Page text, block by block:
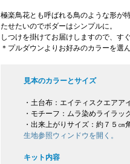
極楽鳥花とも呼ばれる鳥のような形が
たせたいのでボダーはシンプルに。
しつけを掛けてお届けしますので、す
＊プルダウンよりお好みのカラーを選
見本のカラーとサイズ
・土台布：エイティスクエアア
・モチーフ：ムラ染めライラッ
・出来上がりサイズ：約７５㎝
生地参照ウィンドウを開く。
キット内容